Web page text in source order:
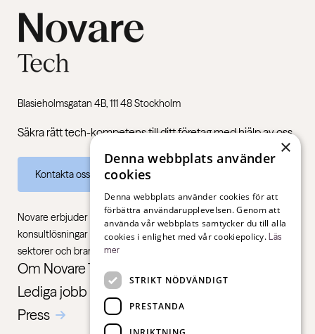
Blasieholmsgatan 4B, 111 48 Stockholm
Säkra rätt tech-kompetens till ditt företag med hjälp av oss.
Kontakta oss
Novare erbjuder specialistkompetens inom rekrytering,
konsultlösningar och ledarskapsutbildningar, gentemot alla
sektorer och branscher – från första jobb till chefsnivå.
Om Novare Tech
Lediga jobb
Press
×
Denna webbplats använder
cookies
Denna webbplats använder cookies för att
förbättra användarupplevelsen. Genom att
använda vår webbplats samtycker du till alla
cookies i enlighet med vår cookiepolicy. Läs
mer
STRIKT NÖDVÄNDIGT
PRESTANDA